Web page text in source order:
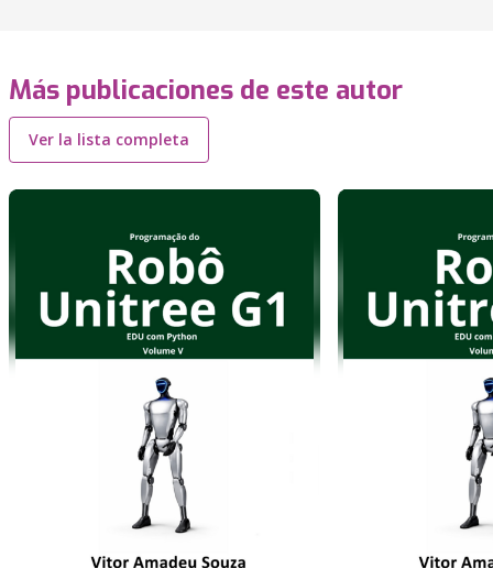
Más publicaciones de este autor
Ver la lista completa